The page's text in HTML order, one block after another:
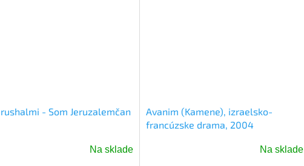
- Som Jeruzalemčan
Na sklade
Avanim (Kamene), izraelsko-
francúzske drama, 2004
Na sklade